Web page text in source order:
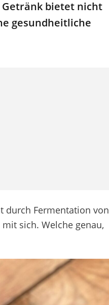
bietet nicht
gesundheitliche
durch Fermentation von
sich. Welche genau,